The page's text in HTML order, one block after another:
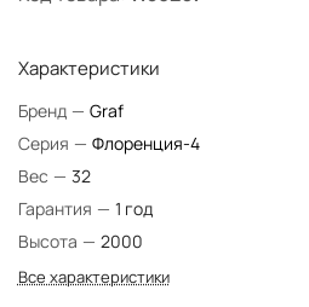
Характеристики
Бренд — Graf
Серия — Флоренция-4
Вес — 32
Гарантия — 1 год
Высота — 2000
Все характеристики